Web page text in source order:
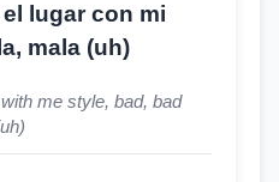
lugar con mi
mala (uh)
me style, bad, bad